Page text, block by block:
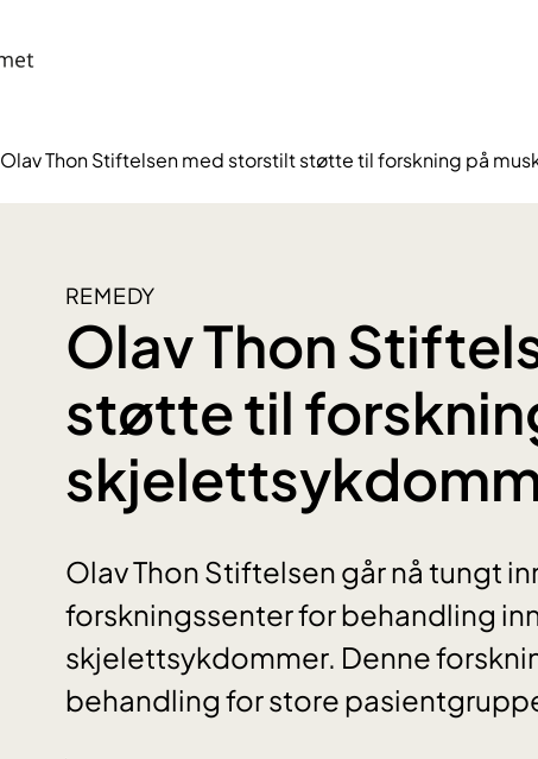
Olav Thon Stiftelsen med storstilt støtte til forskning på
REMEDY
Olav Thon
støtte til
Olav Thon Stiftelsen går nå tungt
forskningssenter for behandling
skjelettsykdommer. Denne
behandling for store